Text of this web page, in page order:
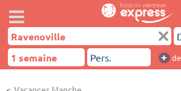
+